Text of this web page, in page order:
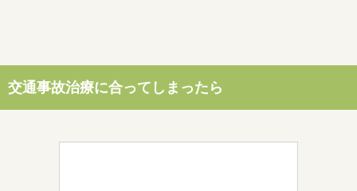
交通事故治療に合ってしまったら